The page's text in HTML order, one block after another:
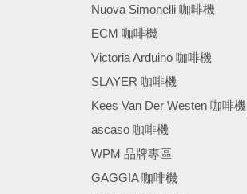
Nuova Simonelli 咖啡機
ECM 咖啡機
Victoria Arduino 咖啡機
SLAYER 咖啡機
Kees Van Der Westen 咖啡機
ascaso 咖啡機
WPM 品牌專區
GAGGIA 咖啡機